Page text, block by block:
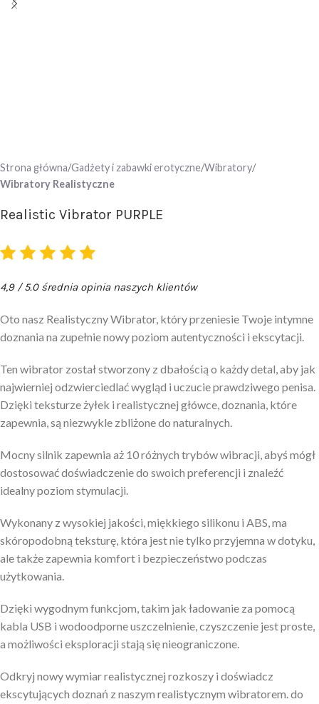
Strona główna Gadżety i zabawki erotyczne Wibratory
Wibratory Realistyczne
Realistic Vibrator PURPLE
4,9 / 5.0 średnia opinia naszych klientów
Oto nasz Realistyczny Wibrator, który przeniesie Twoje intymne
doznania na zupełnie nowy poziom autentyczności i ekscytacji.
Ten wibrator został stworzony z dbałością o każdy detal, aby jak
najwierniej odzwierciedlać wygląd i uczucie prawdziwego penisa.
Dzięki teksturze żyłek i realistycznej główce, doznania, które
zapewnia, są niezwykle zbliżone do naturalnych.
Mocny silnik zapewnia aż 10 różnych trybów wibracji, abyś mógł
dostosować doświadczenie do swoich preferencji i znaleźć
idealny poziom stymulacji.
Wykonany z wysokiej jakości, miękkiego silikonu i ABS, ma
skóropodobną teksturę, która jest nie tylko przyjemna w dotyku,
ale także zapewnia komfort i bezpieczeństwo podczas
użytkowania.
Dzięki wygodnym funkcjom, takim jak ładowanie za pomocą
kabla USB i wodoodporne uszczelnienie, czyszczenie jest proste,
a możliwości eksploracji stają się nieograniczone.
Odkryj nowy wymiar realistycznej rozkoszy i doświadcz
ekscytujących doznań z naszym realistycznym wibratorem. do